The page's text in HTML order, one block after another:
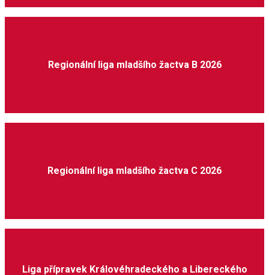
Regionální liga mladšího žactva B 2026
Regionální liga mladšího žactva C 2026
Liga přípravek Královéhradeckého a Libereckého